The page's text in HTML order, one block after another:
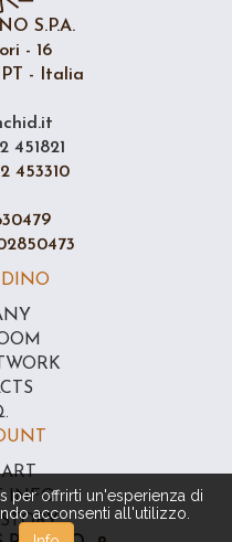
per offrirti un'esperienza di
acconsenti all'utilizzo.
S.P.A.
- 16
PT - Italia
451821
453310
INFO